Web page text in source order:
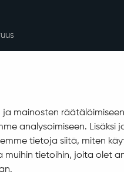
mainosten
analysoimiseen. Lisäksi
tietoja siitä, miten
tietoihin, joita olet